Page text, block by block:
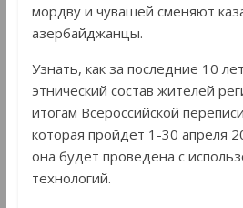
мордву и чувашей сменяют
азербайджанцы.
Узнать, как за последние 10
этнический состав жителей
итогам Всероссийской
которая пройдет 1-30 апреля
она будет проведена с
технологий.